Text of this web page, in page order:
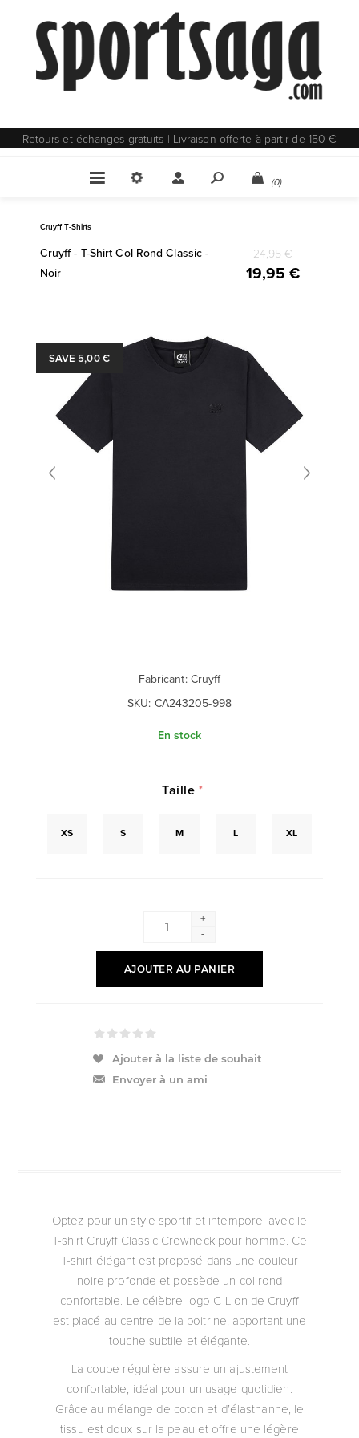
Retours et échanges gratuits | Livraison offerte à partir de 150 €
(0)
Cruyff T-Shirts
Cruyff - T-Shirt Col Rond Classic -
Noir
24,95 €
19,95 €
SAVE 5,00 €
Fabricant:Cruyff
SKU: CA243205-998
En stock
Taille *
XS S M L XL
+
-
AJOUTER AU PANIER
Ajouter à la liste de souhait
Envoyer à un ami
Optez pour un style sportif et intemporel avec le
T-shirt Cruyff Classic Crewneck pour homme. Ce
T-shirt élégant est proposé dans une couleur
noire profonde et possède un col rond
confortable. Le célèbre logo C-Lion de Cruyff
est placé au centre de la poitrine, apportant une
touche subtile et élégante.
La coupe régulière assure un ajustement
confortable, idéal pour un usage quotidien.
Grâce au mélange de coton et d’élasthanne, le
tissu est doux sur la peau et offre une légère